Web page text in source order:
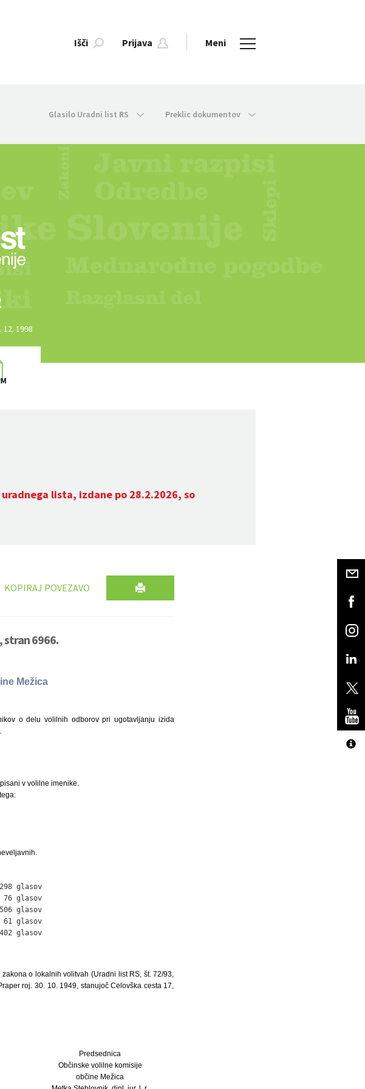
Išči Prijava Meni
Glasilo Uradni list RS Preklic dokumentov
1998
lista, izdane po 28.2.2026, so
KOPIRAJ POVEZAVO
stran 6966.
Mežica
o delu volilnih odborov pri ugotavljanju izida
v volilne imenike.
glasov
glasov
glasov
glasov
glasov
o lokalnih volitvah (Uradni list RS, št. 72/93,
roj. 30. 10. 1949, stanujoč Celovška cesta 17,
Predsednica
Občinske volilne komisije
občine Mežica